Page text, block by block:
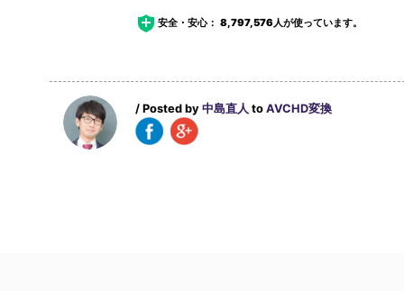
安全・安心： 8,797,576人が使っています。
/ Posted by 中島直人 to AVCHD変換